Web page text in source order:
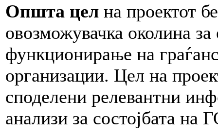
Општа цел на проектот
овозможувачка околина
функционирање на
организации. Цел на
споделени релевантни
анализи за состојбата на